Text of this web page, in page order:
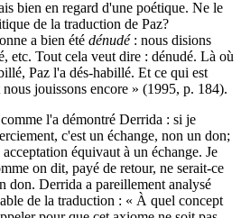
bien en regard d'une poétique. Ne le
de la traduction de Paz?
a bien été dénudé: nous disions
etc. Tout cela veut dire : dénudé. Là où
Paz l'a dés-habillé. Et ce qui est
nous jouissons encore » (1995, p. 184).
l'a démontré Derrida : si je
c'est un échange, non un don;
équivaut à un échange. Je
on dit, payé de retour, ne serait-ce
don. Derrida a pareillement analysé
de la traduction : « À quel concept